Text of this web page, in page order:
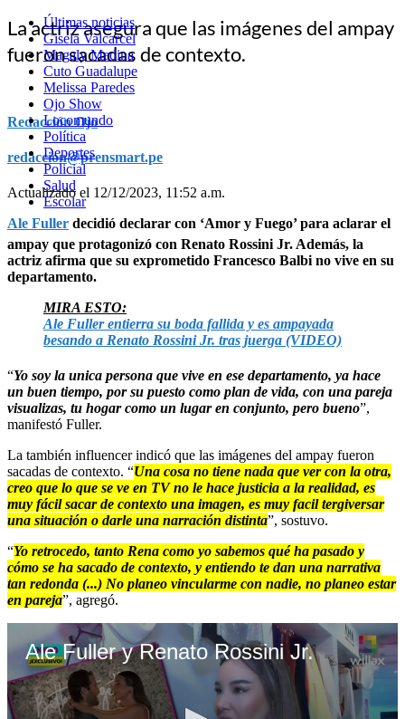
Últimas noticias
Gisela Valcarcel
Magaly Medina
Cuto Guadalupe
Melissa Paredes
Ojo Show
Locomundo
Política
Deportes
Policial
Salud
Escolar
La actriz asegura que las imágenes del ampay
fueron sacadas de contexto.
Redacción Ojo
redaccion@prensmart.pe
Actualizado el 12/12/2023, 11:52 a.m.
Ale Fuller decidió declarar con ‘Amor y Fuego’ para aclarar el
ampay que protagonizó con Renato Rossini Jr. Además, la
actriz afirma que su exprometido Francesco Balbi no vive en su
departamento.
MIRA ESTO:
Ale Fuller entierra su boda fallida y es ampayada
besando a Renato Rossini Jr. tras juerga (VIDEO)
“Yo soy la unica persona que vive en ese departamento, ya hace
un buen tiempo, por su puesto como plan de vida, con una pareja
visualizas, tu hogar como un lugar en conjunto, pero bueno”,
manifestó Fuller.
La también influencer indicó que las imágenes del ampay fueron
sacadas de contexto. “Una cosa no tiene nada que ver con la otra,
creo que lo que se ve en TV no le hace justicia a la realidad, es
muy fácil sacar de contexto una imagen, es muy facil tergiversar
una situación o darle una narración distinta”, sostuvo.
“Yo retrocedo, tanto Rena como yo sabemos qué ha pasado y
cómo se ha sacado de contexto, y entiendo te dan una narrativa
tan redonda (...) No planeo vincularme con nadie, no planeo estar
en pareja”, agregó.
Ale Fuller y Renato Rossini Jr.